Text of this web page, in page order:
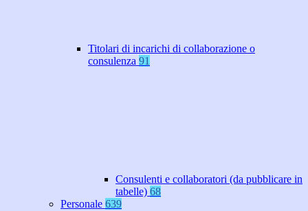
Titolari di incarichi di collaborazione o
consulenza 91
Consulenti e collaboratori (da pubblicare in
tabelle) 68
Personale 639